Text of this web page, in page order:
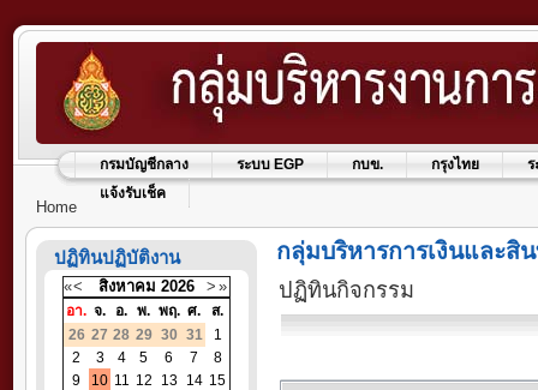
กรมบัญชีกลาง ระบบ EGP กบข. กรุงไทย
ร
แจ้งรับเช็ค
Home
ปฏิทินปฏิบัติงาน
«< สิงหาคม 2026 > »
อา. จ. อ. พ. พฤ. ศ.
ส.
26 27 28 29 30 31
1
2
3 4 5 6 7
8
9
10 11 12 13 14 15
กลุ่มบริหารการเงินและสิ
ปฏิทินกิจกรรม